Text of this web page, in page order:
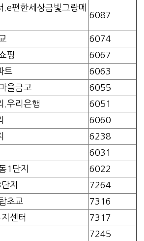
.e편한세상금빛그랑메
6087
6074
핑
6067
트
6063
을금고
6055
.우리은행
6051
6060
6238
6031
1단지
6022
지
7264
초교
7316
센터
7317
7245